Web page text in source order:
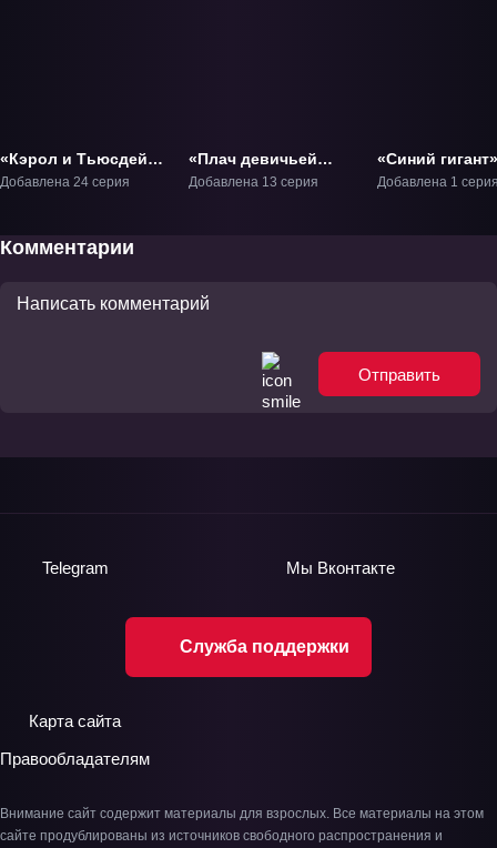
«Кэрол и Тьюсдей»
ТВ-1
Добавлена 24 серия
«Плач девичьей
группы» ТВ-1
Добавлена 13 серия
«Синий гигант»
Фильм-1
Добавлена 1
Комментарии
Отправить
Служба поддержки
Telegram Мы Вконтакте
Карта сайта
Правообладателям
Внимание сайт содержит материалы для взрослых. Все материалы на этом
сайте продублированы из источников свободного распространения и